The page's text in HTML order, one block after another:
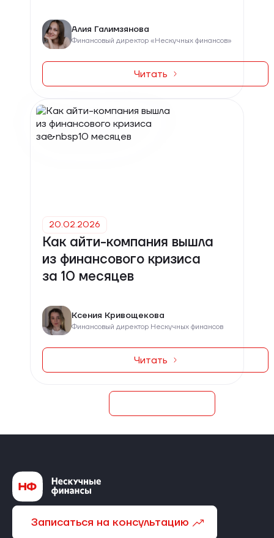
Алия Галимзянова
Финансовый директор «Нескучных финансов»
Читать
20.02.2026
Как айти-компания вышла
из финансового кризиса
за 10 месяцев
Ксения Кривощекова
Финансовый директор Нескучных финансов
Читать
Записаться на консультацию